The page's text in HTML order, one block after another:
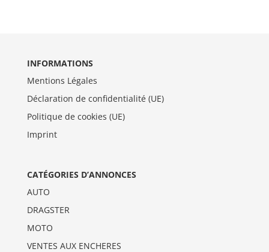
INFORMATIONS
Mentions Légales
Déclaration de confidentialité (UE)
Politique de cookies (UE)
Imprint
CATÉGORIES D’ANNONCES
AUTO
DRAGSTER
MOTO
VENTES AUX ENCHERES